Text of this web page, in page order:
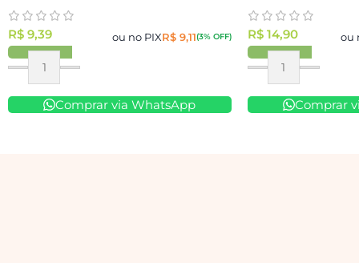
R$ 9,39 ou no PIXR$9,11(3% OFF)
Comprar via WhatsApp
R$14,90 ou
Comprar